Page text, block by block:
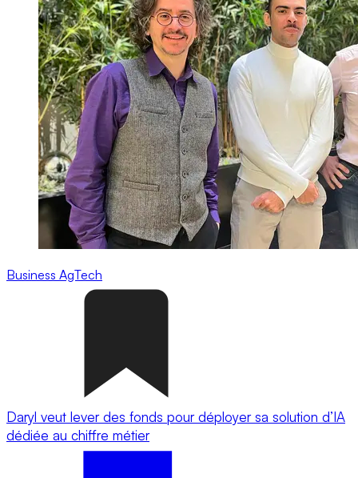
Business AgTech
Daryl veut lever des fonds pour déployer sa solution d’IA
dédiée au chiffre métier